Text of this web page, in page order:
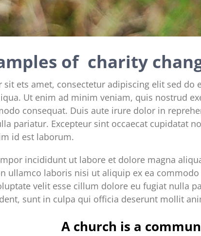
of charity
sit ets amet, consectetur adipiscing elit sed
Ut enim ad minim veniam, quis nostrud
consequat. Duis aute irure dolor in
pariatur. Excepteur sint occaecat cupidatat
id est laborum.
incididunt ut labore et dolore magna
ullamco laboris nisi ut aliquip ex ea
velit esse cillum dolore eu fugiat nulla
sunt in culpa qui officia deserunt mollit
A church is a